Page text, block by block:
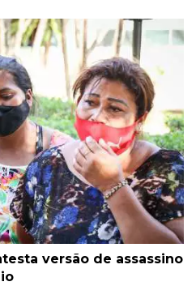
versão de assassino